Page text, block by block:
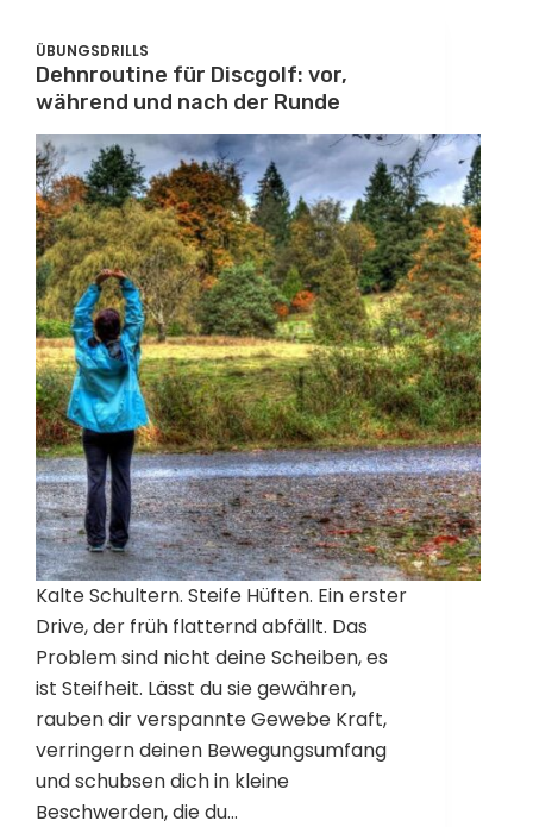
ÜBUNGSDRILLS
Dehnroutine für Discgolf: vor,
während und nach der Runde
Kalte Schultern. Steife Hüften. Ein erster
Drive, der früh flatternd abfällt. Das
Problem sind nicht deine Scheiben, es
ist Steifheit. Lässt du sie gewähren,
rauben dir verspannte Gewebe Kraft,
verringern deinen Bewegungsumfang
und schubsen dich in kleine
Beschwerden, die du…